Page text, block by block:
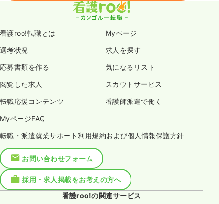
看護roo!転職とは Myページ
選考状況 求人を探す
応募書類を作る 気になるリスト
閲覧した求人 スカウトサービス
転職応援コンテンツ 看護師派遣で働く
MyページFAQ
転職・派遣就業サポート利用規約および個人情報保護方針
お問い合わせフォーム
採用・求人掲載をお考えの方へ
看護roo!の関連サービス